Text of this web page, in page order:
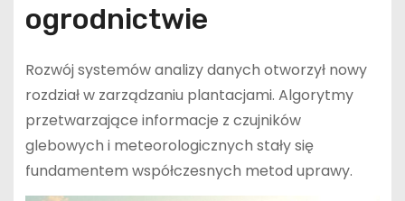
ogrodnictwie
Rozwój systemów analizy danych otworzył nowy
rozdział w zarządzaniu plantacjami. Algorytmy
przetwarzające informacje z czujników
glebowych i meteorologicznych stały się
fundamentem współczesnych metod uprawy.